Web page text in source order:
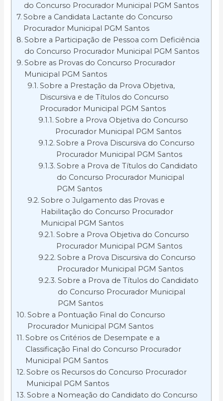
do Concurso Procurador Municipal PGM Santos
Sobre a Candidata Lactante do Concurso
Procurador Municipal PGM Santos
Sobre a Participação de Pessoa com Deficiência
do Concurso Procurador Municipal PGM Santos
Sobre as Provas do Concurso Procurador
Municipal PGM Santos
Sobre a Prestação da Prova Objetiva,
Discursiva e de Títulos do Concurso
Procurador Municipal PGM Santos
Sobre a Prova Objetiva do Concurso
Procurador Municipal PGM Santos
Sobre a Prova Discursiva do Concurso
Procurador Municipal PGM Santos
Sobre a Prova de Títulos do Candidato
do Concurso Procurador Municipal
PGM Santos
Sobre o Julgamento das Provas e
Habilitação do Concurso Procurador
Municipal PGM Santos
Sobre a Prova Objetiva do Concurso
Procurador Municipal PGM Santos
Sobre a Prova Discursiva do Concurso
Procurador Municipal PGM Santos
Sobre a Prova de Títulos do Candidato
do Concurso Procurador Municipal
PGM Santos
Sobre a Pontuação Final do Concurso
Procurador Municipal PGM Santos
Sobre os Critérios de Desempate e a
Classificação Final do Concurso Procurador
Municipal PGM Santos
Sobre os Recursos do Concurso Procurador
Municipal PGM Santos
Sobre a Nomeação do Candidato do Concurso